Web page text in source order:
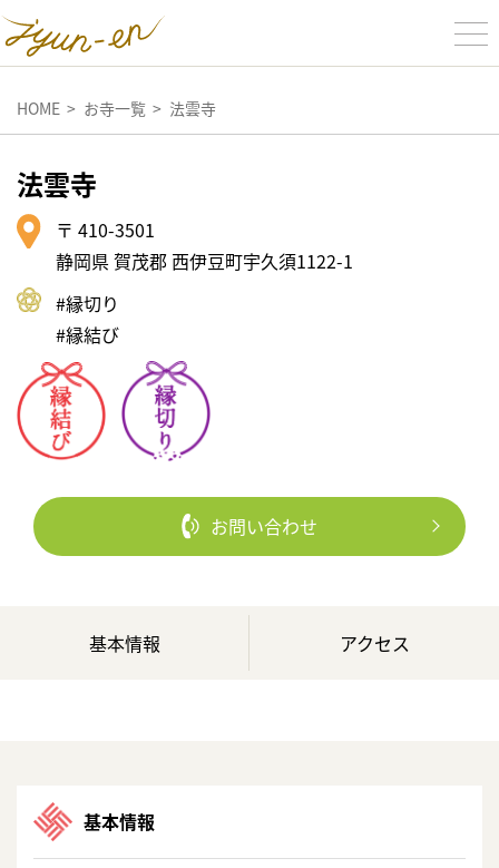
HOME お寺一覧 法雲寺
法雲寺
〒 410-3501
静岡県 賀茂郡 西伊豆町宇久須1122-1
#縁切り
#縁結び
お問い合わせ
基本情報 アクセス
基本情報